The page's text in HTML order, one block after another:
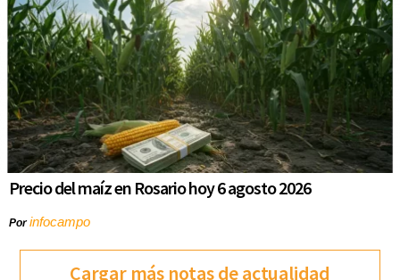
Precio del maíz en Rosario hoy 6 agosto 2026
Porinfocampo
Cargar más notas de actualidad